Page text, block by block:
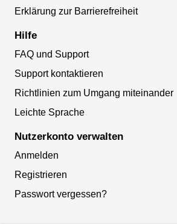
Erklärung zur Barrierefreiheit
Hilfe
FAQ und Support
Support kontaktieren
Richtlinien zum Umgang miteinander
Leichte Sprache
Nutzerkonto verwalten
Anmelden
Registrieren
Passwort vergessen?